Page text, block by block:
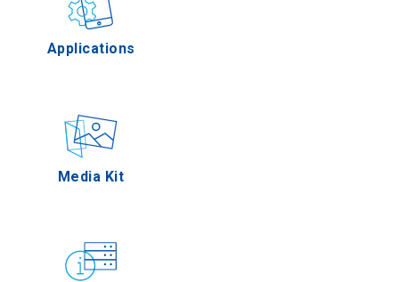
Applications
Media Kit